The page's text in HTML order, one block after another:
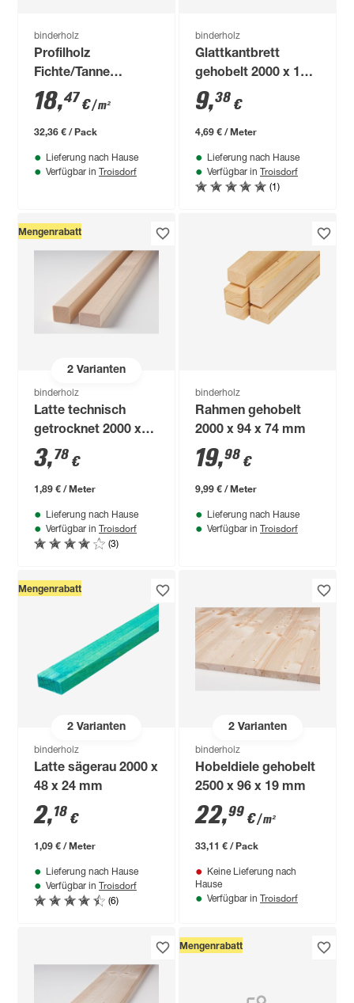
binderholz
Profilholz
Fichte/Tanne
gehobelt 19 x 146 x
2000 mm
18,47€/ m²
32,36 € / Pack
Lieferung nach Hause
Verfügbar in Troisdorf
binderholz
Glattkantbrett
gehobelt 2000 x 170
x 18 mm
9,38 €
4,69 € / Meter
Lieferung nach Hause
Verfügbar in Troisdorf
(1)
2Varianten
Mengenrabatt
binderholz
Latte technisch
getrocknet 2000 x
40 x 18 mm
3,78 €
1,89 € / Meter
Lieferung nach Hause
Verfügbar in Troisdorf
(3)
binderholz
Rahmen gehobelt
2000 x 94 x 74 mm
19,98 €
9,99 € / Meter
Lieferung nach Hause
Verfügbar in Troisdorf
2Varianten
Mengenrabatt
binderholz
Latte sägerau 2000 x
48 x 24 mm
2,18 €
1,09 € / Meter
Lieferung nach Hause
Verfügbar in Troisdorf
(6)
2Varianten
binderholz
Hobeldiele gehobelt
2500 x 96 x 19 mm
22,99 €/ m²
33,11 € / Pack
Keine Lieferung nach
Hause
Verfügbar in Troisdorf
Mengenrabatt